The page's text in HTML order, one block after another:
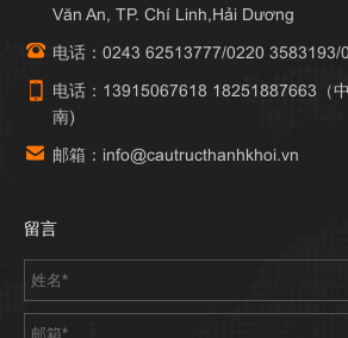
Văn An, TP. Chí Linh,Hải Dương
电话：0243 62513777/0220 3583193/
电话：13915067618 18251887663（
南)
邮箱：info@cautructhanhkhoi.vn
留言